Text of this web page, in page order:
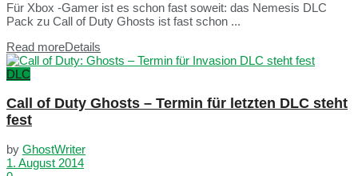
Für Xbox -Gamer ist es schon fast soweit: das Nemesis DLC
Pack zu Call of Duty Ghosts ist fast schon ...
Read moreDetails
DLC
Call of Duty Ghosts – Termin für letzten DLC steht
fest
by GhostWriter
1. August 2014